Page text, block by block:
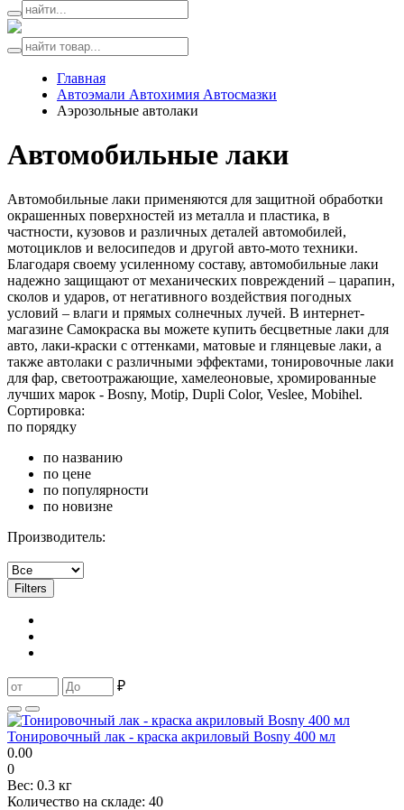
Главная
Автоэмали Автохимия Автосмазки
Аэрозольные автолаки
Автомобильные лаки
Автомобильные лаки применяются для защитной обработки
окрашенных поверхностей из металла и пластика, в
частности, кузовов и различных деталей автомобилей,
мотоциклов и велосипедов и другой авто-мото техники.
Благодаря своему усиленному составу, автомобильные лаки
надежно защищают от механических повреждений – царапин,
сколов и ударов, от негативного воздействия погодных
условий – влаги и прямых солнечных лучей. В интернет-
магазине Самокраска вы можете купить бесцветные лаки для
авто, лаки-краски с оттенками, матовые и глянцевые лаки, а
также автолаки с различными эффектами, тонировочные лаки
для фар, светоотражающие, хамелеоновые, хромированные
лучших марок - Bosny, Motip, Dupli Color, Veslee, Mobihel.
Сортировка:
по порядку
по названию
по цене
по популярности
по новизне
Производитель:
Filters
₽
Тонировочный лак - краска акриловый Bosny 400 мл
0.00
0
Вес: 0.3 кг
Количество на складе: 40